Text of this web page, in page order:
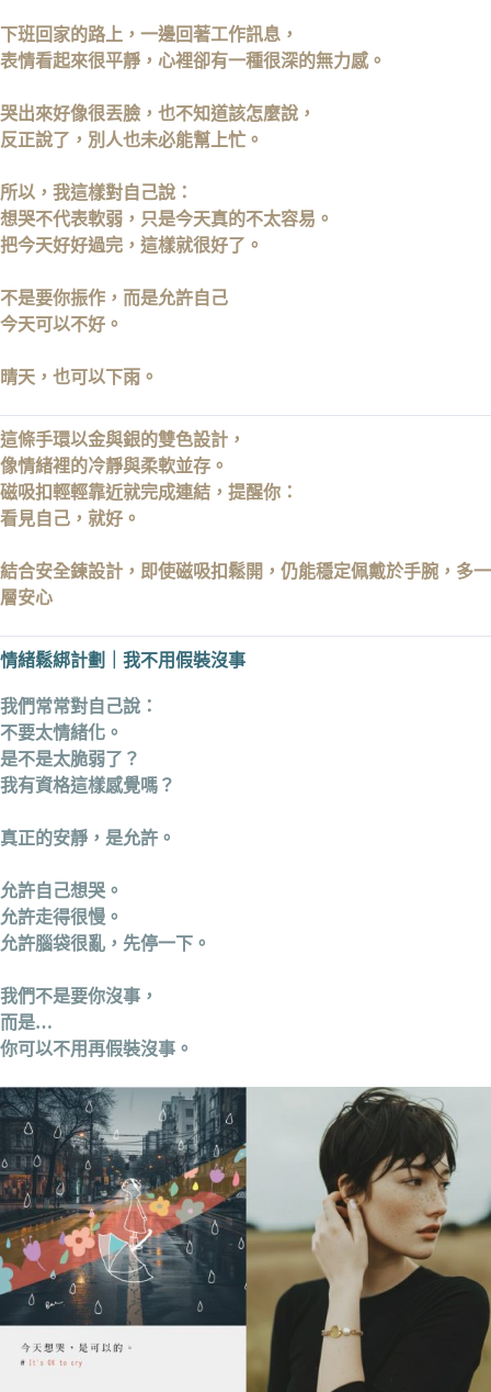
下班回家的路上， 一邊回著工作訊息，
表情看起來很平靜， 心裡卻有一種很深的無力感。
哭出來好像很丟臉， 也不知道該怎麼說，
反正說了，別人也未必能幫上忙。
所以，我這樣對自己說：
想哭不代表軟弱， 只是今天真的不太容易。
把今天好好過完， 這樣就很好了。
不是要你振作， 而是允許自己
今天可以不好。
晴天，也可以下雨。
這條手環以金與銀的雙色設計，
像情緒裡的冷靜與柔軟並存。
磁吸扣輕輕靠近就完成連結， 提醒你：
看見自己，就好。
結合安全鍊設計，即使磁吸扣鬆開，仍能穩定佩戴於手腕，多一
層安心
情緒鬆綁計劃｜我不用假裝沒事
我們常常對自己說：
不要太情緒化。
是不是太脆弱了？
我有資格這樣感覺嗎？
真正的安靜， 是允許。
允許自己想哭。
允許走得很慢。
允許腦袋很亂，先停一下。
我們不是要你沒事，
而是…
你可以不用再假裝沒事。